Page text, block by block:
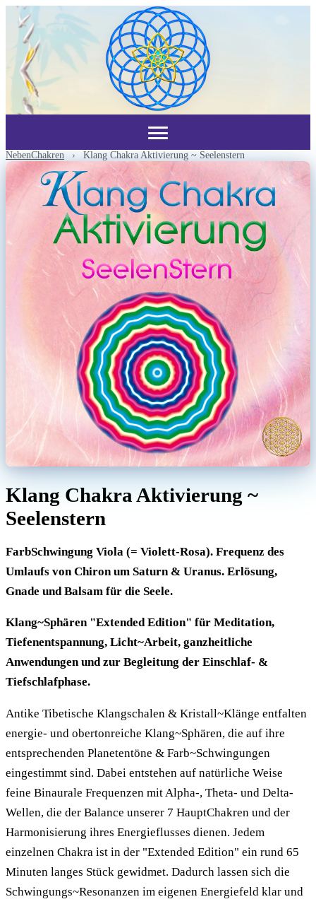
NebenChakren › Klang Chakra Aktivierung ~ Seelenstern
Klang Chakra Aktivierung ~
Seelenstern
FarbSchwingung Viola (= Violett-Rosa). Frequenz des
Umlaufs von Chiron um Saturn & Uranus. Erlösung,
Gnade und Balsam für die Seele.
Klang~Sphären "Extended Edition" für Meditation,
Tiefenentspannung, Licht~Arbeit, ganzheitliche
Anwendungen und zur Begleitung der Einschlaf- &
Tiefschlafphase.
Antike Tibetische Klangschalen & Kristall~Klänge entfalten
energie- und obertonreiche Klang~Sphären, die auf ihre
entsprechenden Planetentöne & Farb~Schwingungen
eingestimmt sind. Dabei entstehen auf natürliche Weise
feine Binaurale Frequenzen mit Alpha-, Theta- und Delta-
Wellen, die der Balance unserer 7 HauptChakren und der
Harmonisierung ihres Energieflusses dienen. Jedem
einzelnen Chakra ist in der "Extended Edition" ein rund 65
Minuten langes Stück gewidmet. Dadurch lassen sich die
Schwingungs~Resonanzen im eigenen Energiefeld klar und